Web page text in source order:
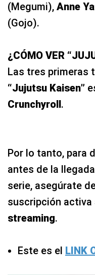
(Megumi), Anne
(Gojo).
¿CÓMO VER
Las tres primeras
“Jujutsu Kaisen”
Crunchyroll .
Por lo tanto, para
antes de la
serie, asegúrate
suscripción activa
streaming.
Este es el LINK